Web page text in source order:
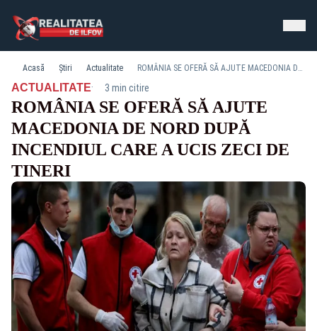
Acasă Știri Actualitate ROMÂNIA SE OFERĂ SĂ AJUTE MACEDONIA DE NORD DUPĂ INCENDIUL CARE A UCIS ZECI DE TINERI
ACTUALITATE· 3 min citire
ROMÂNIA SE OFERĂ SĂ AJUTE
MACEDONIA DE NORD DUPĂ
INCENDIUL CARE A UCIS ZECI DE
TINERI